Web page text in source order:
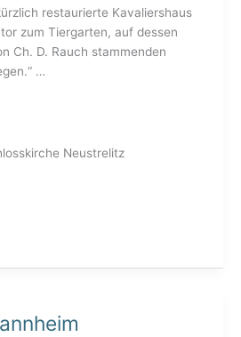
restaurierte Kavaliershaus
zum Tiergarten, auf dessen
Ch. D. Rauch stammenden
…
Neustrelitz